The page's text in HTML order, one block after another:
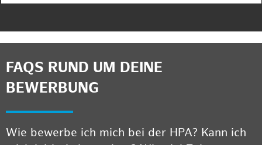
FAQS RUND UM DEINE
BEWERBUNG
Wie bewerbe ich mich bei der HPA? Kann ich